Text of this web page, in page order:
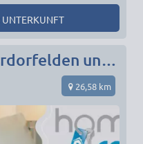
UNTERKUNFT
HomeRent in Niederdorfelden und Umgebung HR-55124-niederdorfelden
26,58 km